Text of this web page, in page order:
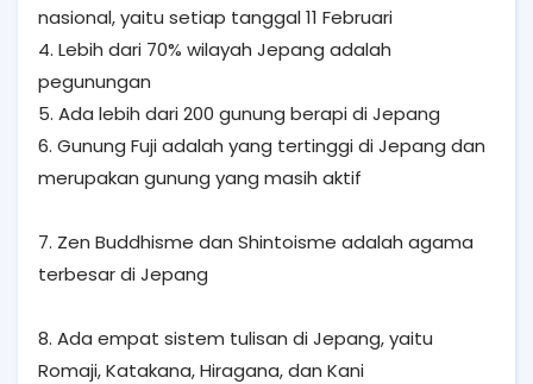
nasional, yaitu setiap tanggal 11 Februari
4. Lebih dari 70% wilayah Jepang adalah
pegunungan
5. Ada lebih dari 200 gunung berapi di Jepang
6. Gunung Fuji adalah yang tertinggi di Jepang dan
merupakan gunung yang masih aktif
7. Zen Buddhisme dan Shintoisme adalah agama
terbesar di Jepang
8. Ada empat sistem tulisan di Jepang, yaitu
Romaji, Katakana, Hiragana, dan Kani